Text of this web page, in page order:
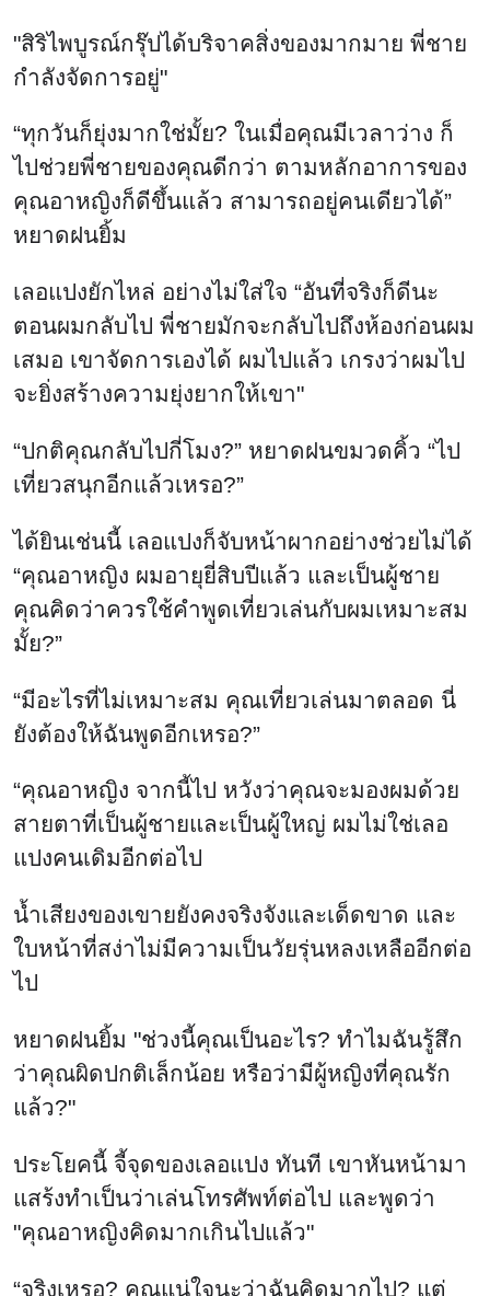
"สิริไพบูรณ์กรุ๊ปได้บริจาคสิ่งของมากมาย พี่ชาย
กำลังจัดการอยู่"
“ทุกวันก็ยุ่งมากใช่มั้ย? ในเมื่อคุณมีเวลาว่าง ก็
ไปช่วยพี่ชายของคุณดีกว่า ตามหลักอาการของ
คุณอาหญิงก็ดีขึ้นแล้ว สามารถอยู่คนเดียวได้”
หยาดฝนยิ้ม
เลอแปงยักไหล่ อย่างไม่ใส่ใจ “อันที่จริงก็ดีนะ
ตอนผมกลับไป พี่ชายมักจะกลับไปถึงห้องก่อนผม
เสมอ เขาจัดการเองได้ ผมไปแล้ว เกรงว่าผมไป
จะยิ่งสร้างความยุ่งยากให้เขา"
“ปกติคุณกลับไปกี่โมง?” หยาดฝนขมวดคิ้ว “ไป
เที่ยวสนุกอีกแล้วเหรอ?”
ได้ยินเช่นนี้ เลอแปงก็จับหน้าผากอย่างช่วยไม่ได้
“คุณอาหญิง ผมอายุยี่สิบปีแล้ว และเป็นผู้ชาย
คุณคิดว่าควรใช้คำพูดเที่ยวเล่นกับผมเหมาะสม
มั้ย?”
“มีอะไรที่ไม่เหมาะสม คุณเที่ยวเล่นมาตลอด นี่
ยังต้องให้ฉันพูดอีกเหรอ?”
“คุณอาหญิง จากนี้ไป หวังว่าคุณจะมองผมด้วย
สายตาที่เป็นผู้ชายและเป็นผู้ใหญ่ ผมไม่ใช่เลอ
แปงคนเดิมอีกต่อไป
น้ำเสียงของเขายยังคงจริงจังและเด็ดขาด และ
ใบหน้าที่สง่าไม่มีความเป็นวัยรุ่นหลงเหลืออีกต่อ
ไป
หยาดฝนยิ้ม "ช่วงนี้คุณเป็นอะไร? ทำไมฉันรู้สึก
ว่าคุณผิดปกติเล็กน้อย หรือว่ามีผู้หญิงที่คุณรัก
แล้ว?"
ประโยคนี้ จี้จุดของเลอแปง ทันที เขาหันหน้ามา
แสร้งทำเป็นว่าเล่นโทรศัพท์ต่อไป และพูดว่า
"คุณอาหญิงคิดมากเกินไปแล้ว"
“จริงเหรอ? คุณแน่ใจนะว่าฉันคิดมากไป? แต่